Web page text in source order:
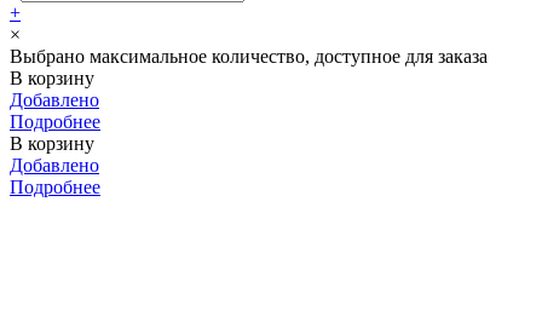
+
×
Выбрано максимальное количество, доступное для заказа
В корзину
Добавлено
Подробнее
В корзину
Добавлено
Подробнее